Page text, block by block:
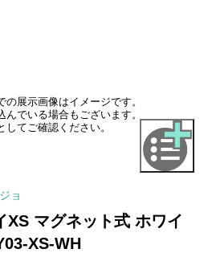
の展示画像はイメージです。
んでいる場合もございます。
してご確認ください。
ョ
XS マグネット式 ホワイ
XS-WH